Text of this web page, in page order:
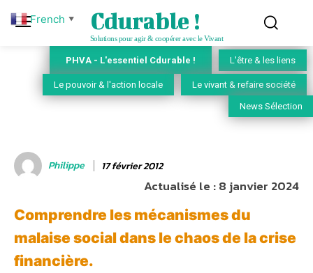
Cdurable !
Solutions pour agir & coopérer avec le Vivant
PHVA - L'essentiel Cdurable ! L'être & les liens
Le pouvoir & l'action locale Le vivant & refaire société
News Sélection
Philippe 17 février 2012
Actualisé le :8 janvier 2024
Comprendre les mécanismes du
malaise social dans le chaos de la crise
financière.
French ▼